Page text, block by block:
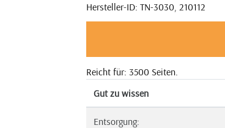
Hersteller-ID: TN-3030, 210112
Reicht für: 3500 Seiten.
Gut zu wissen
Entsorgung: